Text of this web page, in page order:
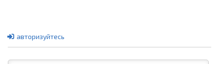
авторизуйтесь